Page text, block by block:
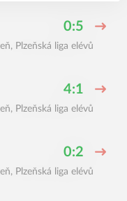
0:5
, Plzeňská liga elévů
4:1
, Plzeňská liga elévů
0:2
, Plzeňská liga elévů